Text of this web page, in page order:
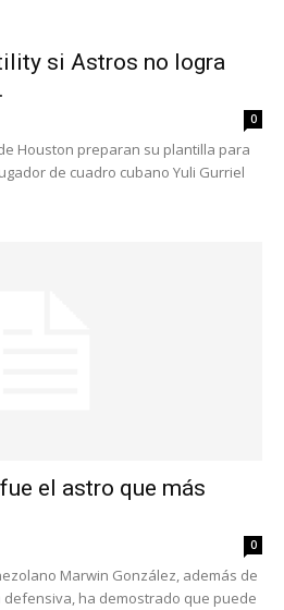
si Astros no logra
0
Houston preparan su plantilla para
de cuadro cubano Yuli Gurriel
el astro que más
0
Marwin González, además de
ha demostrado que puede